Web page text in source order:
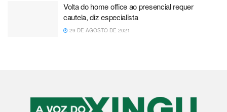
Volta do home office ao presencial requer
cautela, diz especialista
29 DE AGOSTO DE 2021